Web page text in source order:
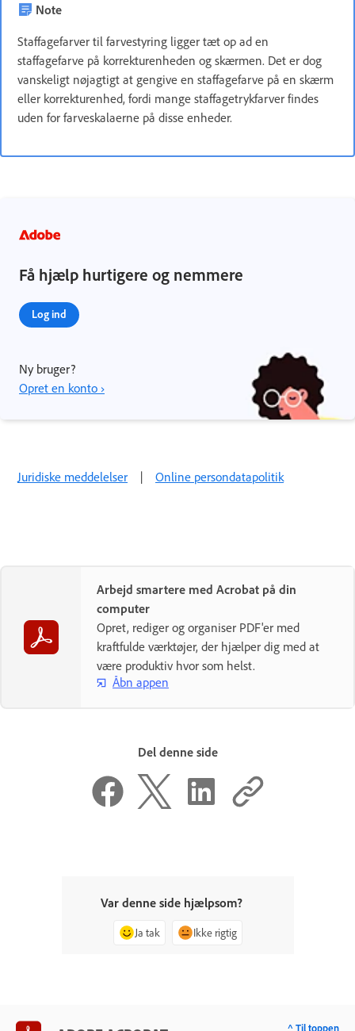
Note
Staffagefarver til farvestyring ligger tæt op ad en
staffagefarve på korrekturenheden og skærmen. Det er dog
vanskeligt nøjagtigt at gengive en staffagefarve på en skærm
eller korrekturenhed, fordi mange staffagetrykfarver findes
uden for farveskalaerne på disse enheder.
Få hjælp hurtigere og nemmere
Log ind
Ny bruger?
Opret en konto ›
Juridiske meddelelser | Online persondatapolitik
Arbejd smartere med Acrobat på din
computer
Opret, rediger og organiser PDF'er med
kraftfulde værktøjer, der hjælper dig med at
være produktiv hvor som helst.
Åbn appen
Del denne side
Var denne side hjælpsom?
Ja tak Ikke rigtig
^ Til toppen